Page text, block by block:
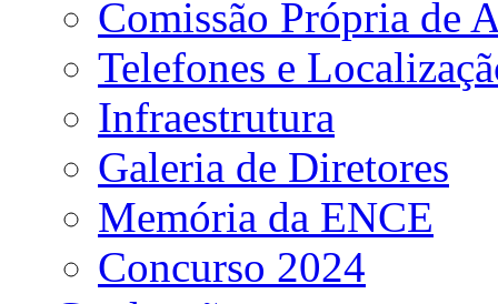
Comissão Própria de
Telefones e
Infraestrutura
Galeria de Diretores
Memória da ENCE
Concurso 2024